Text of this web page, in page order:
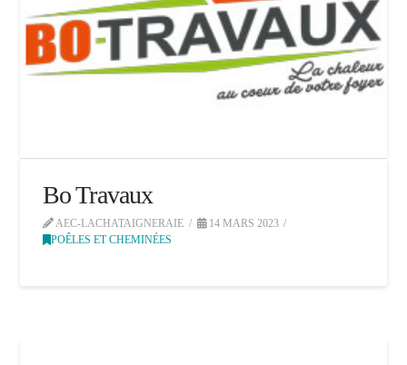
Bo Travaux
AEC-LACHATAIGNERAIE
14 MARS 2023
POÊLES ET CHEMINÉES